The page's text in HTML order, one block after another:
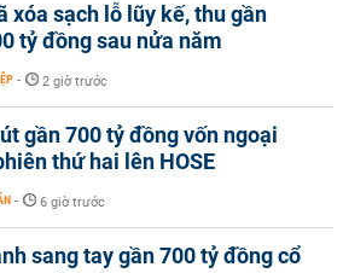
xóa sạch lỗ lũy kế, thu gần
tỷ đồng sau nửa năm
- 2 giờ trước
gần 700 tỷ đồng vốn ngoại
thứ hai lên HOSE
- 6 giờ trước
sang tay gần 700 tỷ đồng cổ